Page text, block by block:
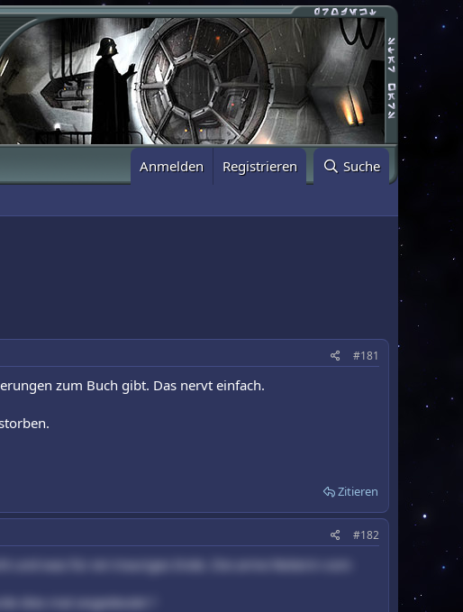
Anmelden Registrieren Suche
#181
zum Buch gibt. Das nervt einfach.
Zitieren
#182
und was für ein trauriges Ende. Die arme Reiterin vom
dies mal angedeutet ?